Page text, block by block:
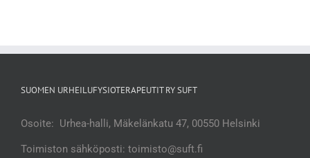
SUOMEN URHEILUFYSIOTERAPEUTIT RY SUFT
Osoite: Urhea-halli, Mäkelänkatu 47, 00550 Helsinki
Toimiston sähköposti: toimisto@suft.fi